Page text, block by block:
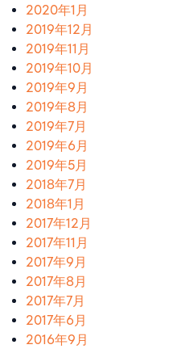
2020年1月
2019年12月
2019年11月
2019年10月
2019年9月
2019年8月
2019年7月
2019年6月
2019年5月
2018年7月
2018年1月
2017年12月
2017年11月
2017年9月
2017年8月
2017年7月
2017年6月
2016年9月